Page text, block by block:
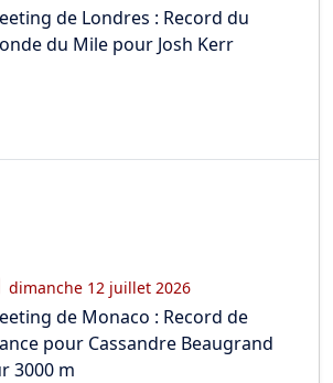
de Londres : Record du
du Mile pour Josh Kerr
dimanche 12 juillet 2026
de Monaco : Record de
pour Cassandre Beaugrand
3000 m